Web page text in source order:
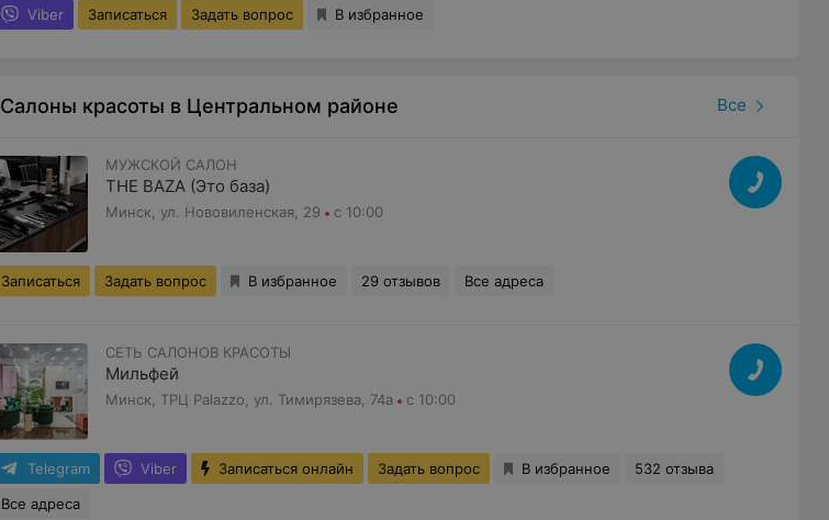
Viber Записаться Задать вопрос В избранное
Салоны красоты в Центральном районе Все
МУЖСКОЙ САЛОН
THE BAZA (Это база)
Минск, ул. Нововиленская, 29 с 10:00
Записаться Задать вопрос В избранное 29 отзывов Все адреса
СЕТЬ САЛОНОВ КРАСОТЫ
Мильфей
Минск, ТРЦ Palazzo, ул. Тимирязева, 74а с 10:00
Telegram Viber Записаться онлайн Задать вопрос В избранное
532 отзыва
Все адреса